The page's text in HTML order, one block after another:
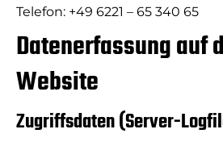
Telefon: +49 6221 – 65 340 65
Datenerfassung auf
Website
Zugriffsdaten (Server-